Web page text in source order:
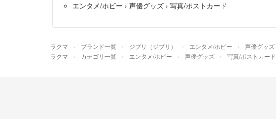
エンタメ/ホビー › 声優グッズ › 写真/ポストカード
ラクマ ブランド一覧 ジブリ（ジブリ） エンタメ/ホビー 声優グッズ
ラクマ カテゴリ一覧 エンタメ/ホビー 声優グッズ 写真/ポストカード